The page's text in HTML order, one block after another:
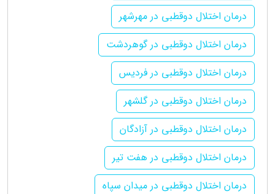
درمان اختلال دوقطبی در مهرشهر
درمان اختلال دوقطبی در گوهردشت
درمان اختلال دوقطبی در فردیس
درمان اختلال دوقطبی در گلشهر
درمان اختلال دوقطبی در آزادگان
درمان اختلال دوقطبی در هفت تیر
درمان اختلال دوقطبی در میدان سپاه